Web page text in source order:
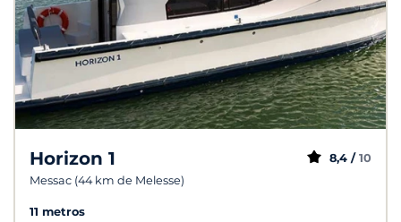
Horizon 1
Messac (44 km de Melesse)
8,4 / 10
11 metros